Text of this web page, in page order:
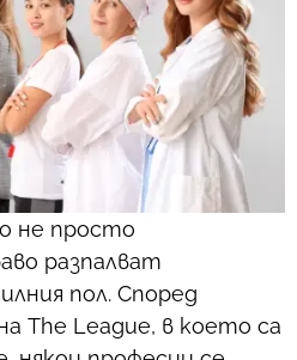
не просто
разпалват
пол. Според
The League, в което са